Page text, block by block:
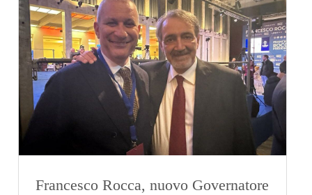
Francesco Rocca, nuovo Governatore